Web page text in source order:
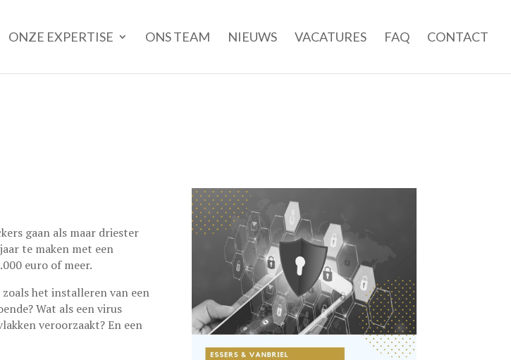
ONZE EXPERTISE ONS TEAM NIEUWS VACATURES FAQ CONTACT
gaan als maar driester
te maken met een
euro of meer.
het installeren van een
Wat als een virus
veroorzaakt? En een